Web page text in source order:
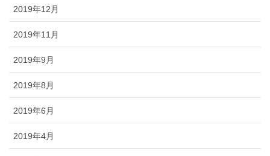
2019年12月
2019年11月
2019年9月
2019年8月
2019年6月
2019年4月